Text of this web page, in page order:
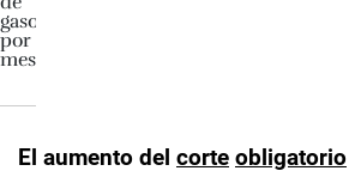
El aumento del corte obligatorio